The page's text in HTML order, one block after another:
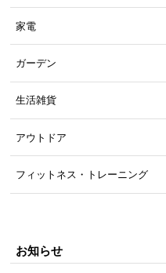
3段階の高さ調節
家電
ガーデン
生活雑貨
アウトドア
フィットネス・トレーニング
お知らせ